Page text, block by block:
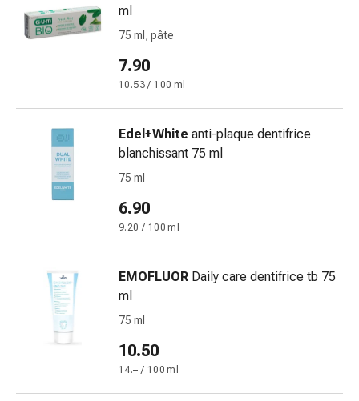
delle
orecchie
oculari
Infiammazione
degli
Bende
occhi
Igiene
e
circolazione
Terapia
Calze
compressione
ml
75 ml, pâte
7.90
10.53 / 100 ml
Edel+White anti-plaque dentifrice
blanchissant 75 ml
75 ml
6.90
9.20 / 100 ml
EMOFLUOR Daily care dentifrice tb 75
ml
75 ml
10.50
14.– / 100 ml